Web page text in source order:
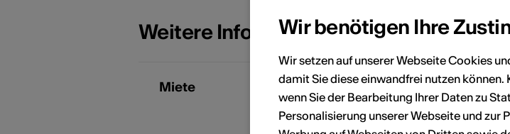
Weitere Informationen
Miete Infrastruktur Miete ist möglich:
Wir benötigen Ihre
Wir setzen auf unserer Webseite Cookies
damit Sie diese einwandfrei nutzen können.
wenn Sie der Bearbeitung Ihrer Daten zu
Personalisierung unserer Webseite und zur